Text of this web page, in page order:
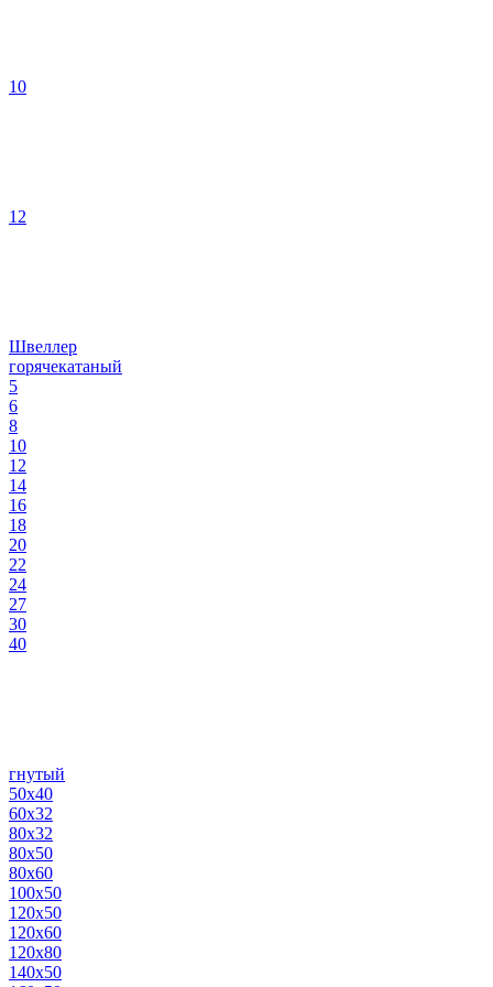
10
12
Швеллер
горячекатаный
5
6
8
10
12
14
16
18
20
22
24
27
30
40
гнутый
50х40
60х32
80х32
80х50
80х60
100х50
120х50
120х60
120х80
140х50